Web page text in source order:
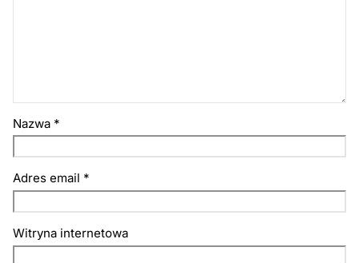
Nazwa *
Adres email *
Witryna internetowa